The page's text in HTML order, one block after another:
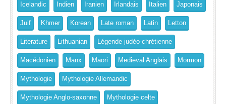
Icelandic Indien Iranien Irlandais Italien Japonais
Juif Khmer Korean Late roman Latin Letton
Literature Lithuanian Légende judéo-chrétienne
Macédonien Manx Maori Medieval Anglais Mormon
Mythologie Mythologie Allemandic
Mythologie Anglo-saxonne Mythologie celte